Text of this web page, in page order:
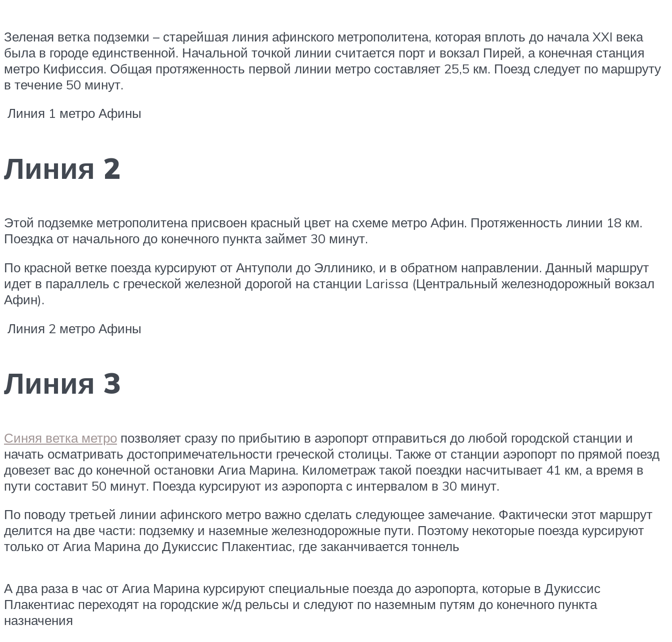
Зеленая ветка подземки – старейшая линия афинского метрополитена, которая вплоть до начала XXI века
была в городе единственной. Начальной точкой линии считается порт и вокзал Пирей, а конечная станция
метро Кифиссия. Общая протяженность первой линии метро составляет 25,5 км. Поезд следует по маршруту
в течение 50 минут.
Линия 1 метро Афины
Линия 2
Этой подземке метрополитена присвоен красный цвет на схеме метро Афин. Протяженность линии 18 км.
Поездка от начального до конечного пункта займет 30 минут.
По красной ветке поезда курсируют от Антуполи до Эллинико, и в обратном направлении. Данный маршрут
идет в параллель с греческой железной дорогой на станции Larissa (Центральный железнодорожный вокзал
Афин).
Линия 2 метро Афины
Линия 3
Синяя ветка метро позволяет сразу по прибытию в аэропорт отправиться до любой городской станции и
начать осматривать достопримечательности греческой столицы. Также от станции аэропорт по прямой поезд
довезет вас до конечной остановки Агиа Марина. Километраж такой поездки насчитывает 41 км, а время в
пути составит 50 минут. Поезда курсируют из аэропорта с интервалом в 30 минут.
По поводу третьей линии афинского метро важно сделать следующее замечание. Фактически этот маршрут
делится на две части: подземку и наземные железнодорожные пути. Поэтому некоторые поезда курсируют
только от Агиа Марина до Дукиссис Плакентиас, где заканчивается тоннель
А два раза в час от Агиа Марина курсируют специальные поезда до аэропорта, которые в Дукиссис
Плакентиас переходят на городские ж/д рельсы и следуют по наземным путям до конечного пункта
назначения